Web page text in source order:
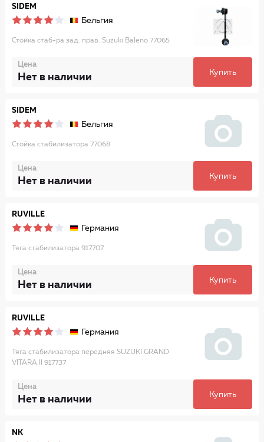
SIDEM
Бельгия
Стойка стаб-ра зад. прав. Suzuki Baleno 77065
Цена
Нет в наличии Купить
SIDEM
Бельгия
Стойка стабилизатора 77068
Цена
Нет в наличии Купить
RUVILLE
Германия
Тяга стабилизатора 917707
Цена
Нет в наличии Купить
RUVILLE
Германия
Тяга стабилизатора передняя SUZUKI GRAND
VITARA II 917737
Цена
Нет в наличии Купить
NK